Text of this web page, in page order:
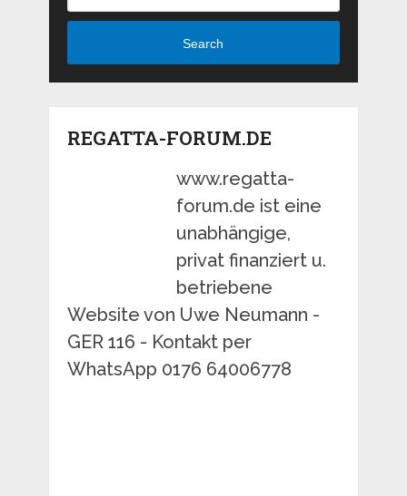
Search
REGATTA-FORUM.DE
www.regatta-
forum.de ist eine
unabhängige,
privat finanziert u.
betriebene
Website von Uwe Neumann -
GER 116 - Kontakt per
WhatsApp 0176 64006778